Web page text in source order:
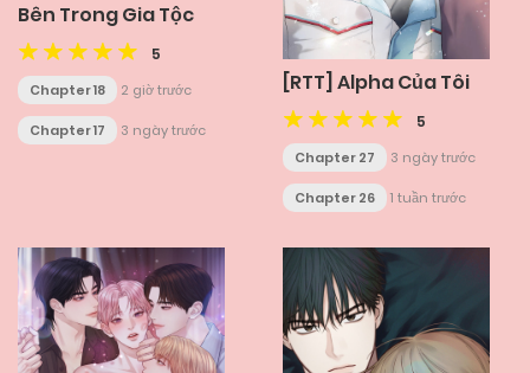
Bên Trong Gia Tộc
5
Chapter 18 2 giờ trước
Chapter 17 3 ngày trước
[RTT] Alpha Của Tôi
5
Chapter 27 3 ngày trước
Chapter 26 1 tuần trước